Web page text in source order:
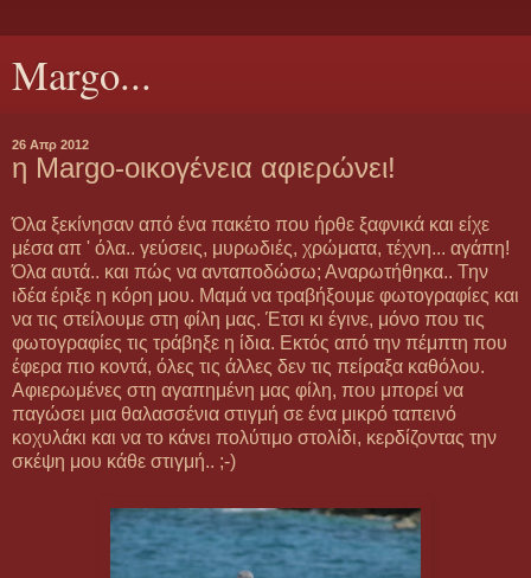
Margo...
26 Απρ 2012
η Margo-οικογένεια αφιερώνει!
Όλα ξεκίνησαν από ένα πακέτο που ήρθε ξαφνικά και είχε
μέσα απ ' όλα.. γεύσεις, μυρωδιές, χρώματα, τέχνη... αγάπη!
Όλα αυτά.. και πώς να ανταποδώσω; Αναρωτήθηκα.. Την
ιδέα έριξε η κόρη μου. Μαμά να τραβήξουμε φωτογραφίες και
να τις στείλουμε στη φίλη μας. Έτσι κι έγινε, μόνο που τις
φωτογραφίες τις τράβηξε η ίδια. Εκτός από την πέμπτη που
έφερα πιο κοντά, όλες τις άλλες δεν τις πείραξα καθόλου.
Αφιερωμένες στη αγαπημένη μας φίλη, που μπορεί να
παγώσει μια θαλασσένια στιγμή σε ένα μικρό ταπεινό
κοχυλάκι και να το κάνει πολύτιμο στολίδι, κερδίζοντας την
σκέψη μου κάθε στιγμή.. ;-)